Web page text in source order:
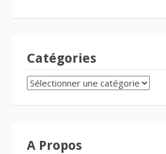
Catégories
CATÉGORIES
A Propos